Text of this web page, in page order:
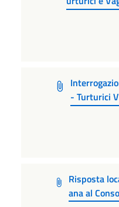
- Turturici
Risposta
ana al